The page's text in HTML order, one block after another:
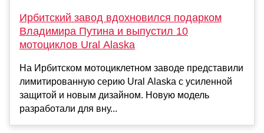
Ирбитский завод вдохновился подарком
Владимира Путина и выпустил 10
мотоциклов Ural Alaska
На Ирбитском мотоциклетном заводе представили
лимитированную серию Ural Alaska с усиленной
защитой и новым дизайном. Новую модель
разработали для вну...